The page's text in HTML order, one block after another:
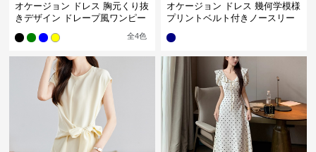
オケージョン ドレス 胸元くり抜
きデザイン ドレープ風ワンピー
全4色
オケージョン ドレス 幾何学模様
プリントベルト付きノースリー